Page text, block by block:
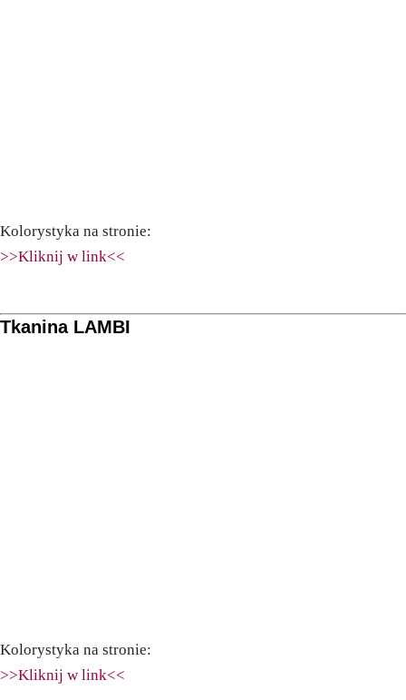
Kolorystyka na stronie:
>>Kliknij w link<<
Tkanina LAMBI
Kolorystyka na stronie:
>>Kliknij w link<<